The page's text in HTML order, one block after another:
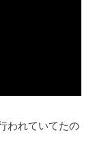
われていてたの